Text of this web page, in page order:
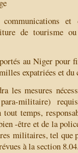
et
de tourisme
au Niger pour
expatriées et du
les mesures
militaire)
temps,
-être et de la
militaires, tel que
à la section